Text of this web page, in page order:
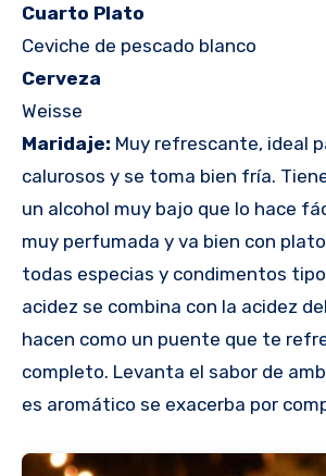
Cuarto Plato
Ceviche de pescado blanco
Cerveza
Weisse
Maridaje: Muy refrescante, ideal
calurosos y se toma bien fría.
un alcohol muy bajo que lo hace
muy perfumada y va bien con
todas especias y condimentos
acidez se combina con la acidez
hacen como un puente que te
completo. Levanta el sabor de
es aromático se exacerba por